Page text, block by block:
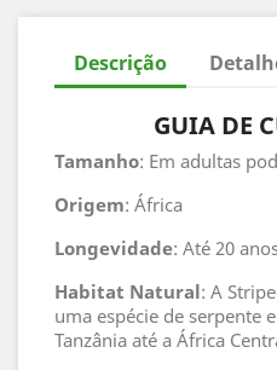
Descrição
GUIA DE
Tamanho: Em adultas
Origem: África
Longevidade: Até 20
Habitat Natural: A
uma espécie de serpente
Tanzânia até a África